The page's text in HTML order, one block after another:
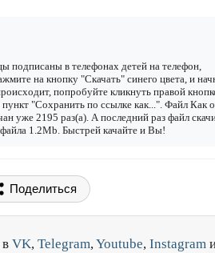
подписаны в телефонах детей на телефон,
на кнопку "Скачать" синего цвета, и
попробуйте кликнуть правой
"Сохранить по ссылке как...". Файл Как
уже 2195 раз(а). А последний раз файл
1.2Mb. Быстрей качайте и Вы!
Поделиться
VK, Telegram,Youtube, Instagram